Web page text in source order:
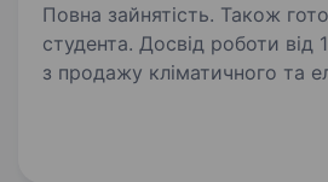
Повна зайнятість. Також
студента. Досвід роботи від 1 року.
з продажу кліматичного та